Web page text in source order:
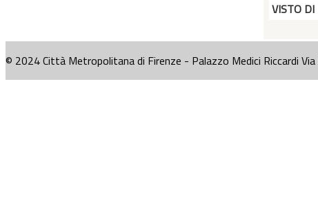
VISTO DI
© 2024 Città Metropolitana di Firenze - Palazzo Medici Riccardi